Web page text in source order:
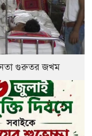
নেতা গুরুতর জখম